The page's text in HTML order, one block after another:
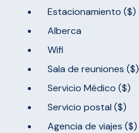
Estacionamiento ($)
Alberca
Wifi
Sala de reuniones ($)
Servicio Médico ($)
Servicio postal ($)
Agencia de viajes ($)